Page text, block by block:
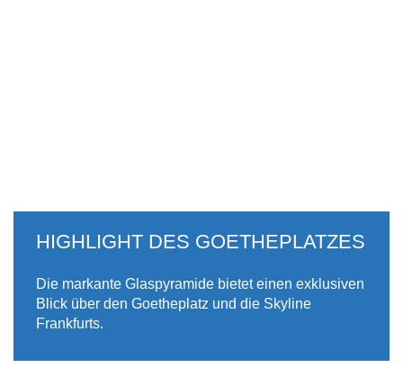
HIGHLIGHT DES GOETHEPLATZES
Die markante Glaspyramide bietet einen exklusiven
Blick über den Goetheplatz und die Skyline
Frankfurts.